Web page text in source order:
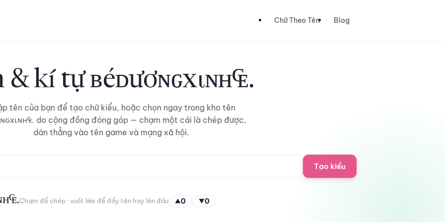
Chữ Theo Tên Blog
& kí tự ʙéᴅươɴԍxιɴн₠.
tên của bạn để tạo chữ kiểu, hoặc chọn ngay trong kho tên
do cộng đồng đóng góp — chạm một cái là chép được,
dán thẳng vào tên game và mạng xã hội.
Tạo kiểu
Chạm để chép · vuốt like để đẩy tên hay lên đầu ▲0 ▼0